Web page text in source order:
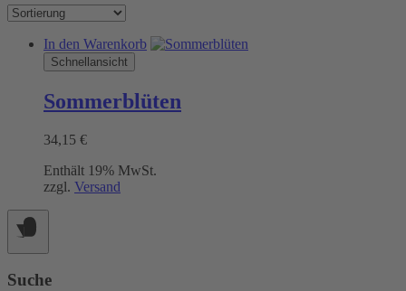
In den Warenkorb
Schnellansicht
Sommerblüten
34,15 €
Enthält 19% MwSt.
zzgl. Versand
Suche